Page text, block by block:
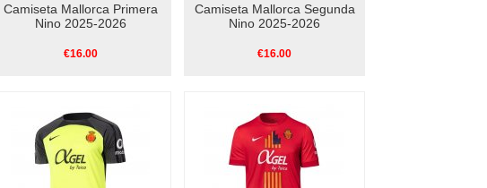
Camiseta Mallorca Primera
Nino 2025-2026
€16.00
Camiseta Mallorca Segunda
Nino 2025-2026
€16.00